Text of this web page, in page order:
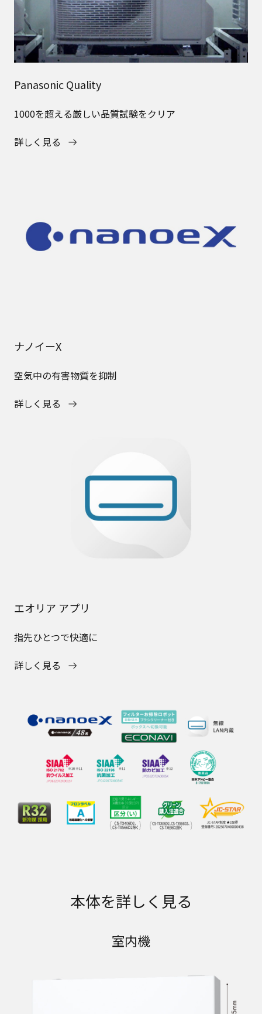
Panasonic Quality
1000を超える厳しい品質試験をクリア
詳しく見る
ナノイーX
空気中の有害物質を抑制
詳しく見る
エオリア アプリ
指先ひとつで快適に
詳しく見る
本体を詳しく見る
室内機